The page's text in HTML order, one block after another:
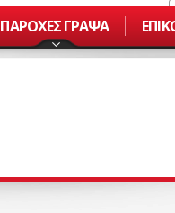
ΠΑΡΟΧΕΣ ΓΡΑΨΑ